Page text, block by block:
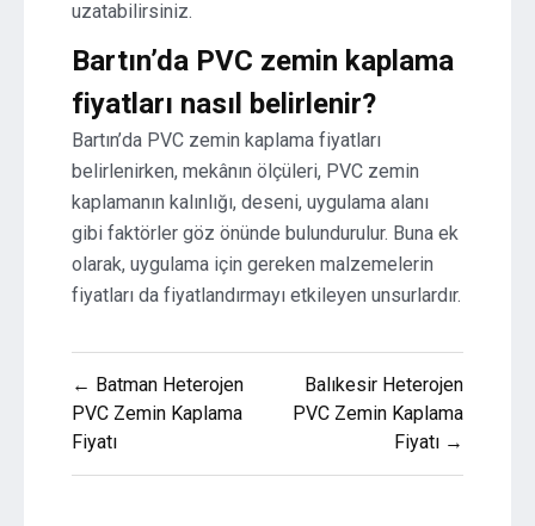
uzatabilirsiniz.
Bartın’da PVC zemin kaplama
fiyatları nasıl belirlenir?
Bartın’da PVC zemin kaplama fiyatları
belirlenirken, mekânın ölçüleri, PVC zemin
kaplamanın kalınlığı, deseni, uygulama alanı
gibi faktörler göz önünde bulundurulur. Buna ek
olarak, uygulama için gereken malzemelerin
fiyatları da fiyatlandırmayı etkileyen unsurlardır.
Yazı
gezinmesi
← Batman Heterojen
PVC Zemin Kaplama
Fiyatı
Balıkesir Heterojen
PVC Zemin Kaplama
Fiyatı →